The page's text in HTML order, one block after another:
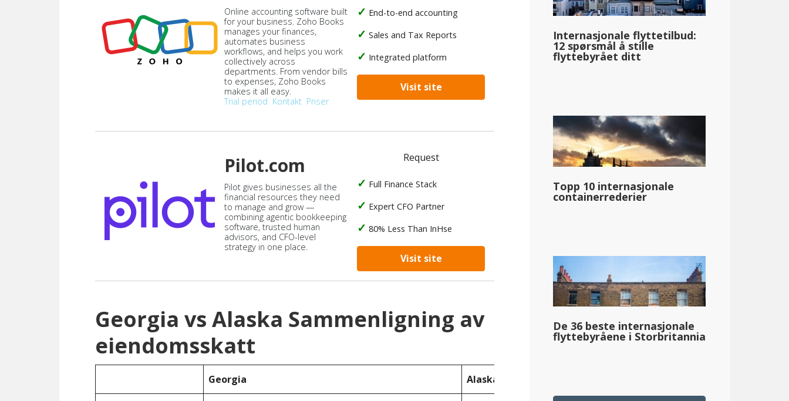
Online accounting software built
for your business. Zoho Books
manages your finances,
automates business
workflows, and helps you work
collectively across
departments. From vendor bills
to expenses, Zoho Books
makes it all easy.
Trial period Kontakt Priser
End-to-end accounting
Sales and Tax Reports
Integrated platform
Visit site
Pilot.com
Pilot gives businesses all the
financial resources they need
to manage and grow —
combining agentic bookkeeping
software, trusted human
advisors, and CFO-level
strategy in one place.
Request
Full Finance Stack
Expert CFO Partner
80% Less Than InHse
Visit site
Georgia vs Alaska Sammenligning av
eiendomsskatt
Georgia Alaska
Internasjonale flyttetilbud:
12 spørsmål å stille
flyttebyrået ditt
Topp 10 internasjonale
containerrederier
De 36 beste internasjonale
flyttebyråene i Storbritannia